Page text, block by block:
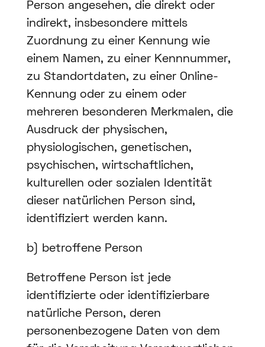
Person angesehen, die direkt oder
indirekt, insbesondere mittels
Zuordnung zu einer Kennung wie
einem Namen, zu einer Kennnummer,
zu Standortdaten, zu einer Online-
Kennung oder zu einem oder
mehreren besonderen Merkmalen, die
Ausdruck der physischen,
physiologischen, genetischen,
psychischen, wirtschaftlichen,
kulturellen oder sozialen Identität
dieser natürlichen Person sind,
identifiziert werden kann.
b) betroffene Person
Betroffene Person ist jede
identifizierte oder identifizierbare
natürliche Person, deren
personenbezogene Daten von dem